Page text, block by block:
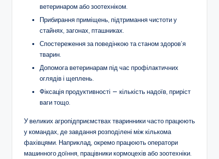
ветеринаром або зоотехніком.
Прибирання приміщень, підтримання чистоти у
стайнях, загонах, пташниках.
Спостереження за поведінкою та станом здоров’я
тварин.
Допомога ветеринарам під час профілактичних
оглядів і щеплень.
Фіксація продуктивності — кількість надоїв, приріст
ваги тощо.
У великих агропідприємствах тваринники часто працюють
у командах, де завдання розподілені між кількома
фахівцями. Наприклад, окремо працюють оператори
машинного доїння, працівники кормоцехів або зоотехніки.